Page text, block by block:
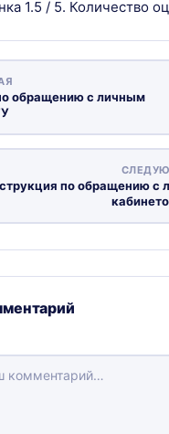
1.5 / 5. Количество
обращению с личным
по обращению с